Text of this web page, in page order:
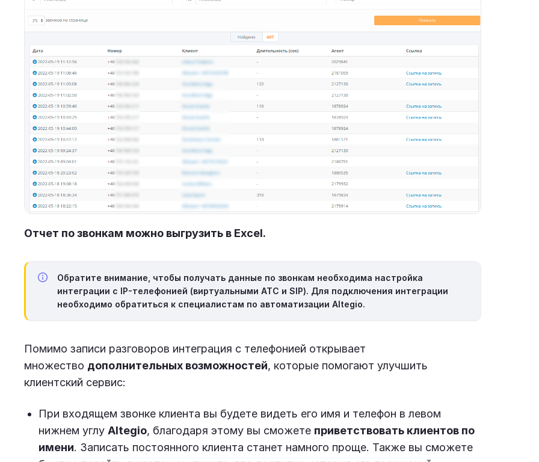
Отчет по звонкам можно выгрузить в Excel.
Обратите внимание, чтобы получать данные по звонкам необходима настройка
интеграции с IP-телефонией (виртуальными АТС и SIP). Для подключения интеграции
необходимо обратиться к специалистам по автоматизации Altegio.
Помимо записи разговоров интеграция с телефонией открывает
множество дополнительных возможностей, которые помогают улучшить
клиентский сервис:
При входящем звонке клиента вы будете видеть его имя и телефон в левом
нижнем углу Altegio, благодаря этому вы сможете приветствовать клиентов по
имени. Записать постоянного клиента станет намного проще. Также вы сможете